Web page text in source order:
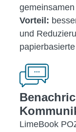
Vorteil:
und
LimeBook